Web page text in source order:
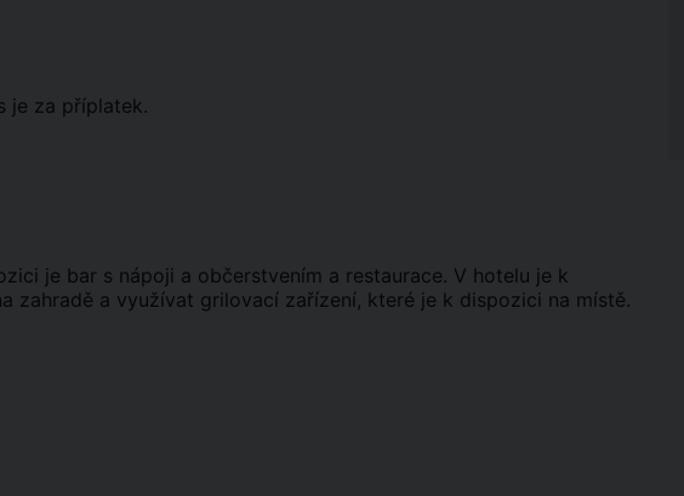
je za příplatek.
je bar s nápoji a občerstvením a restaurace. V hotelu je k
zahradě a využívat grilovací zařízení, které je k dispozici na místě.